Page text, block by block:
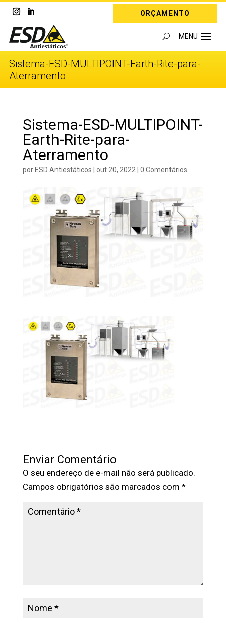
ORÇAMENTO
Sistema-ESD-MULTIPOINT-Earth-Rite-para-
Aterramento
Sistema-ESD-MULTIPOINT-
Earth-Rite-para-
Aterramento
porESD Antiestáticos | out 20, 2022 | 0 Comentários
Enviar Comentário
O seu endereço de e-mail não será publicado.
Campos obrigatórios são marcados com *